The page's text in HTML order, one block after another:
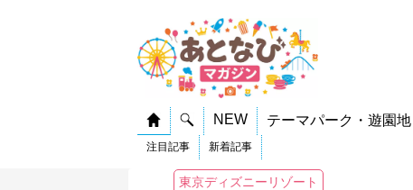
NEW テーマパーク・遊園地
注目記事 新着記事
東京ディズニーリゾート